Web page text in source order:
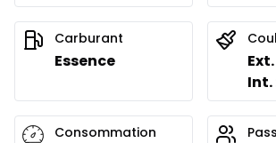
Carburant
Essence
Int.
Consommation